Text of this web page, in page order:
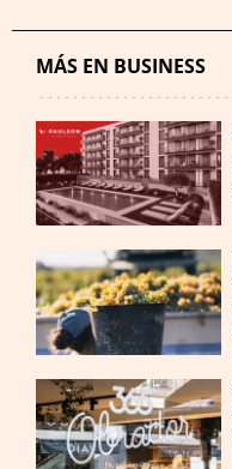
MÁS EN BUSINESS